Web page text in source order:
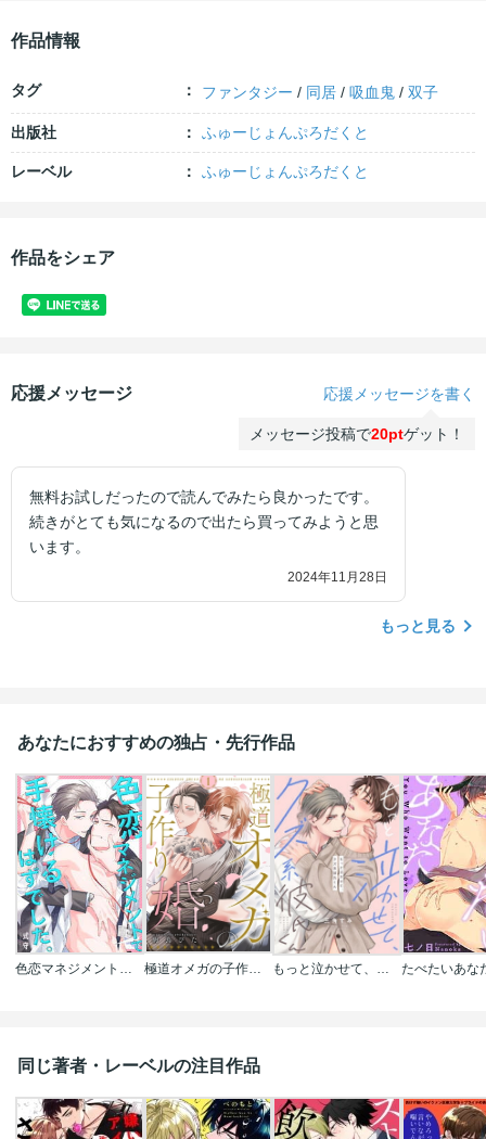
作品情報
タグ ファンタジー / 同居 /吸血鬼 /双子
出版社 ふゅーじょんぷろだくと
レーベル ふゅーじょんぷろだくと
作品をシェア
応援メッセージ 応援メッセージを書く
メッセージ投稿で20ptゲット！
無料お試しだったので読んでみたら良かったです。
続きがとても気になるので出たら買ってみようと思
います。
2024年11月28日
もっと見る
あなたにおすすめの独占・先行作品
極道オメガの子作り婚 たべたいあな
同じ著者・レーベルの注目作品